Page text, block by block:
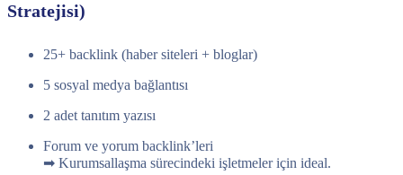
Stratejisi)
25+ backlink (haber siteleri + bloglar)
5 sosyal medya bağlantısı
2 adet tanıtım yazısı
Forum ve yorum backlink’leri
➡ Kurumsallaşma sürecindeki işletmeler için ideal.